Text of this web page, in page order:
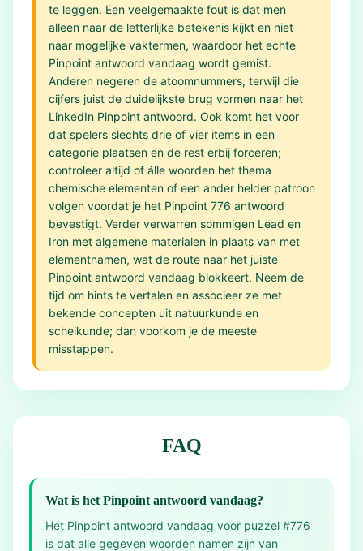
te leggen. Een veelgemaakte fout is dat men
alleen naar de letterlijke betekenis kijkt en niet
naar mogelijke vaktermen, waardoor het echte
Pinpoint antwoord vandaag wordt gemist.
Anderen negeren de atoomnummers, terwijl die
cijfers juist de duidelijkste brug vormen naar het
LinkedIn Pinpoint antwoord. Ook komt het voor
dat spelers slechts drie of vier items in een
categorie plaatsen en de rest erbij forceren;
controleer altijd of álle woorden het thema
chemische elementen of een ander helder patroon
volgen voordat je het Pinpoint 776 antwoord
bevestigt. Verder verwarren sommigen Lead en
Iron met algemene materialen in plaats van met
elementnamen, wat de route naar het juiste
Pinpoint antwoord vandaag blokkeert. Neem de
tijd om hints te vertalen en associeer ze met
bekende concepten uit natuurkunde en
scheikunde; dan voorkom je de meeste
misstappen.
FAQ
Wat is het Pinpoint antwoord vandaag?
Het Pinpoint antwoord vandaag voor puzzel #776
is dat alle gegeven woorden namen zijn van